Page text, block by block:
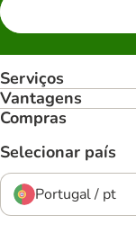
Serviços
Vantagens
Compras
Selecionar país
Portugal / pt